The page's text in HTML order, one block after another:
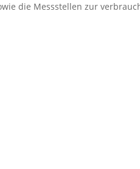
die Messstellen zur